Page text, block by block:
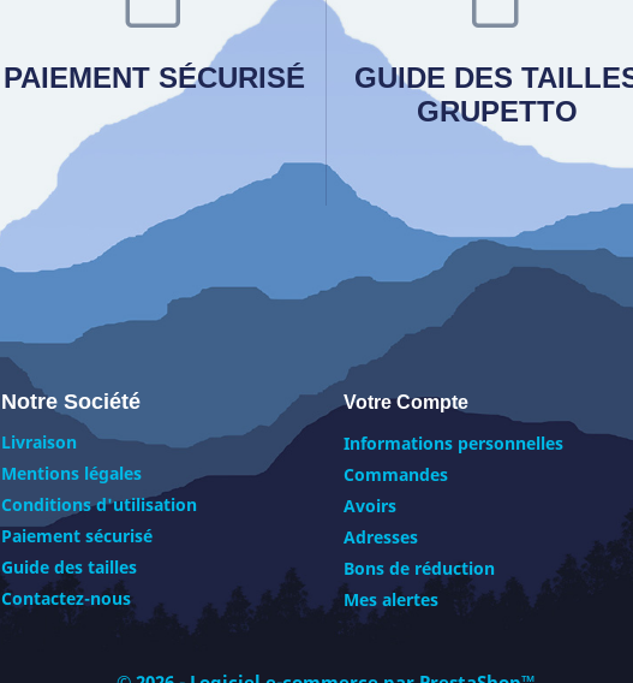
PAIEMENT SÉCURISÉ
GUIDE DES
GRUPETTO
Notre Société
Livraison
Mentions légales
Conditions d'utilisation
Paiement sécurisé
Guide des tailles
Contactez-nous
Votre Compte
Informations personnelles
Commandes
Avoirs
Adresses
Bons de réduction
Mes alertes